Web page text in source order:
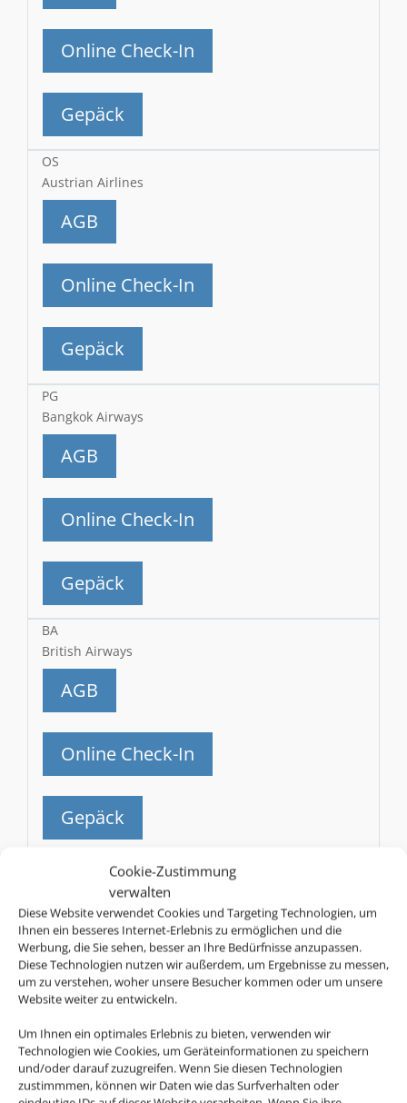
Cookie-Zustimmung
verwalten
Diese Website verwendet Cookies und Targeting Technologien, um
Ihnen ein besseres Internet-Erlebnis zu ermöglichen und die
Werbung, die Sie sehen, besser an Ihre Bedürfnisse anzupassen.
Diese Technologien nutzen wir außerdem, um Ergebnisse zu messen,
um zu verstehen, woher unsere Besucher kommen oder um unsere
Website weiter zu entwickeln.
Um Ihnen ein optimales Erlebnis zu bieten, verwenden wir
Technologien wie Cookies, um Geräteinformationen zu speichern
und/oder darauf zuzugreifen. Wenn Sie diesen Technologien
zustimmmen, können wir Daten wie das Surfverhalten oder
Online Check-In
Gepäck
OS
Austrian Airlines
AGB
Online Check-In
Gepäck
PG
Bangkok Airways
AGB
Online Check-In
Gepäck
BA
British Airways
AGB
Online Check-In
Gepäck
Brussels Airlines
AGB
Online Check-In
Gepäck
BW